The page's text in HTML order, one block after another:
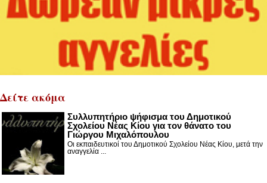
Δείτε ακόμα
Συλλυπητήριο ψήφισμα του Δημοτικού
Σχολείου Νέας Κίου για τον θάνατο του
Γιώργου Μιχαλόπουλου
Οι εκπαιδευτικοί του Δημοτικού Σχολείου Νέας Κίου, μετά την
αναγγελία ...